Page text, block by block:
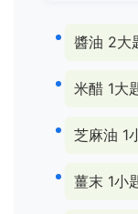
醬油 2大
米醋 1大
芝麻油 1
薑末 1小